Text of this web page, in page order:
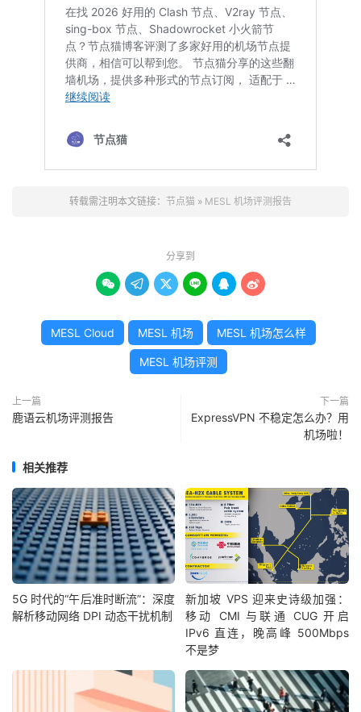
转载需注明本文链接： 节点猫 » MESL 机场评测报告
分享到
     
MESL Cloud MESL 机场 MESL 机场怎么样
MESL 机场评测
上一篇
鹿语云机场评测报告
下一篇
ExpressVPN 不稳定怎么办？用
机场啦！
相关推荐
5G 时代的“午后准时断流”：深度
解析移动网络 DPI 动态干扰机制
新加坡 VPS 迎来史诗级加强：
移动 CMI 与联通 CUG 开启
IPv6 直连，晚高峰 500Mbps
不是梦